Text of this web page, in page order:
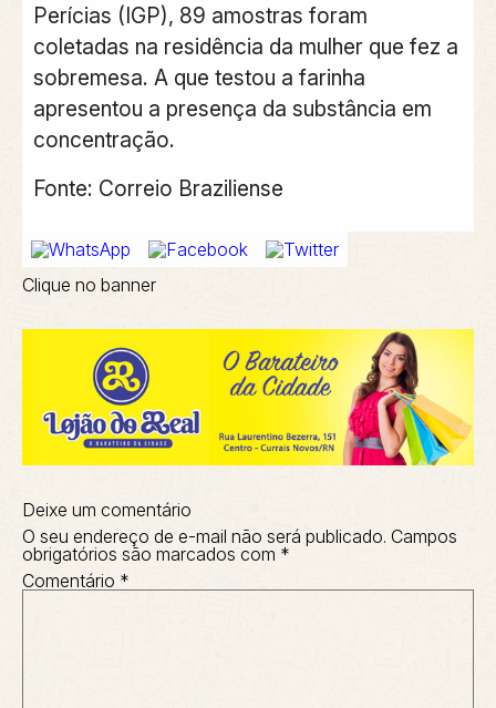
Perícias (IGP), 89 amostras foram
coletadas na residência da mulher que fez a
sobremesa. A que testou a farinha
apresentou a presença da substância em
concentração.
Fonte: Correio Braziliense
Clique no banner
Deixe um comentário
O seu endereço de e-mail não será publicado. Campos
obrigatórios são marcados com *
Comentário *